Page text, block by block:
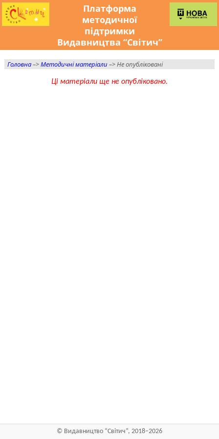
Платформа
методичної
підтримки
Видавництва “Світич”
Головна–>Методичні матеріали –> Не опубліковані
Ці матеріали ще не опубліковано.
© Видавництво “Світич”, 2018–2026